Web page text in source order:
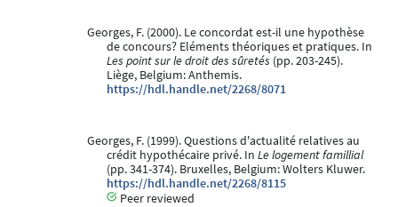
Georges, F. (2000). Le concordat est-il une hypothèse
de concours? Eléments théoriques et pratiques. In
Les point sur le droit des sûretés (pp. 203-245).
Liège, Belgium: Anthemis.
https://hdl.handle.net/2268/8071
Georges, F. (1999). Questions d'actualité relatives au
crédit hypothécaire privé. In Le logement famillial
(pp. 341-374). Bruxelles, Belgium: Wolters Kluwer.
https://hdl.handle.net/2268/8115
Peer reviewed